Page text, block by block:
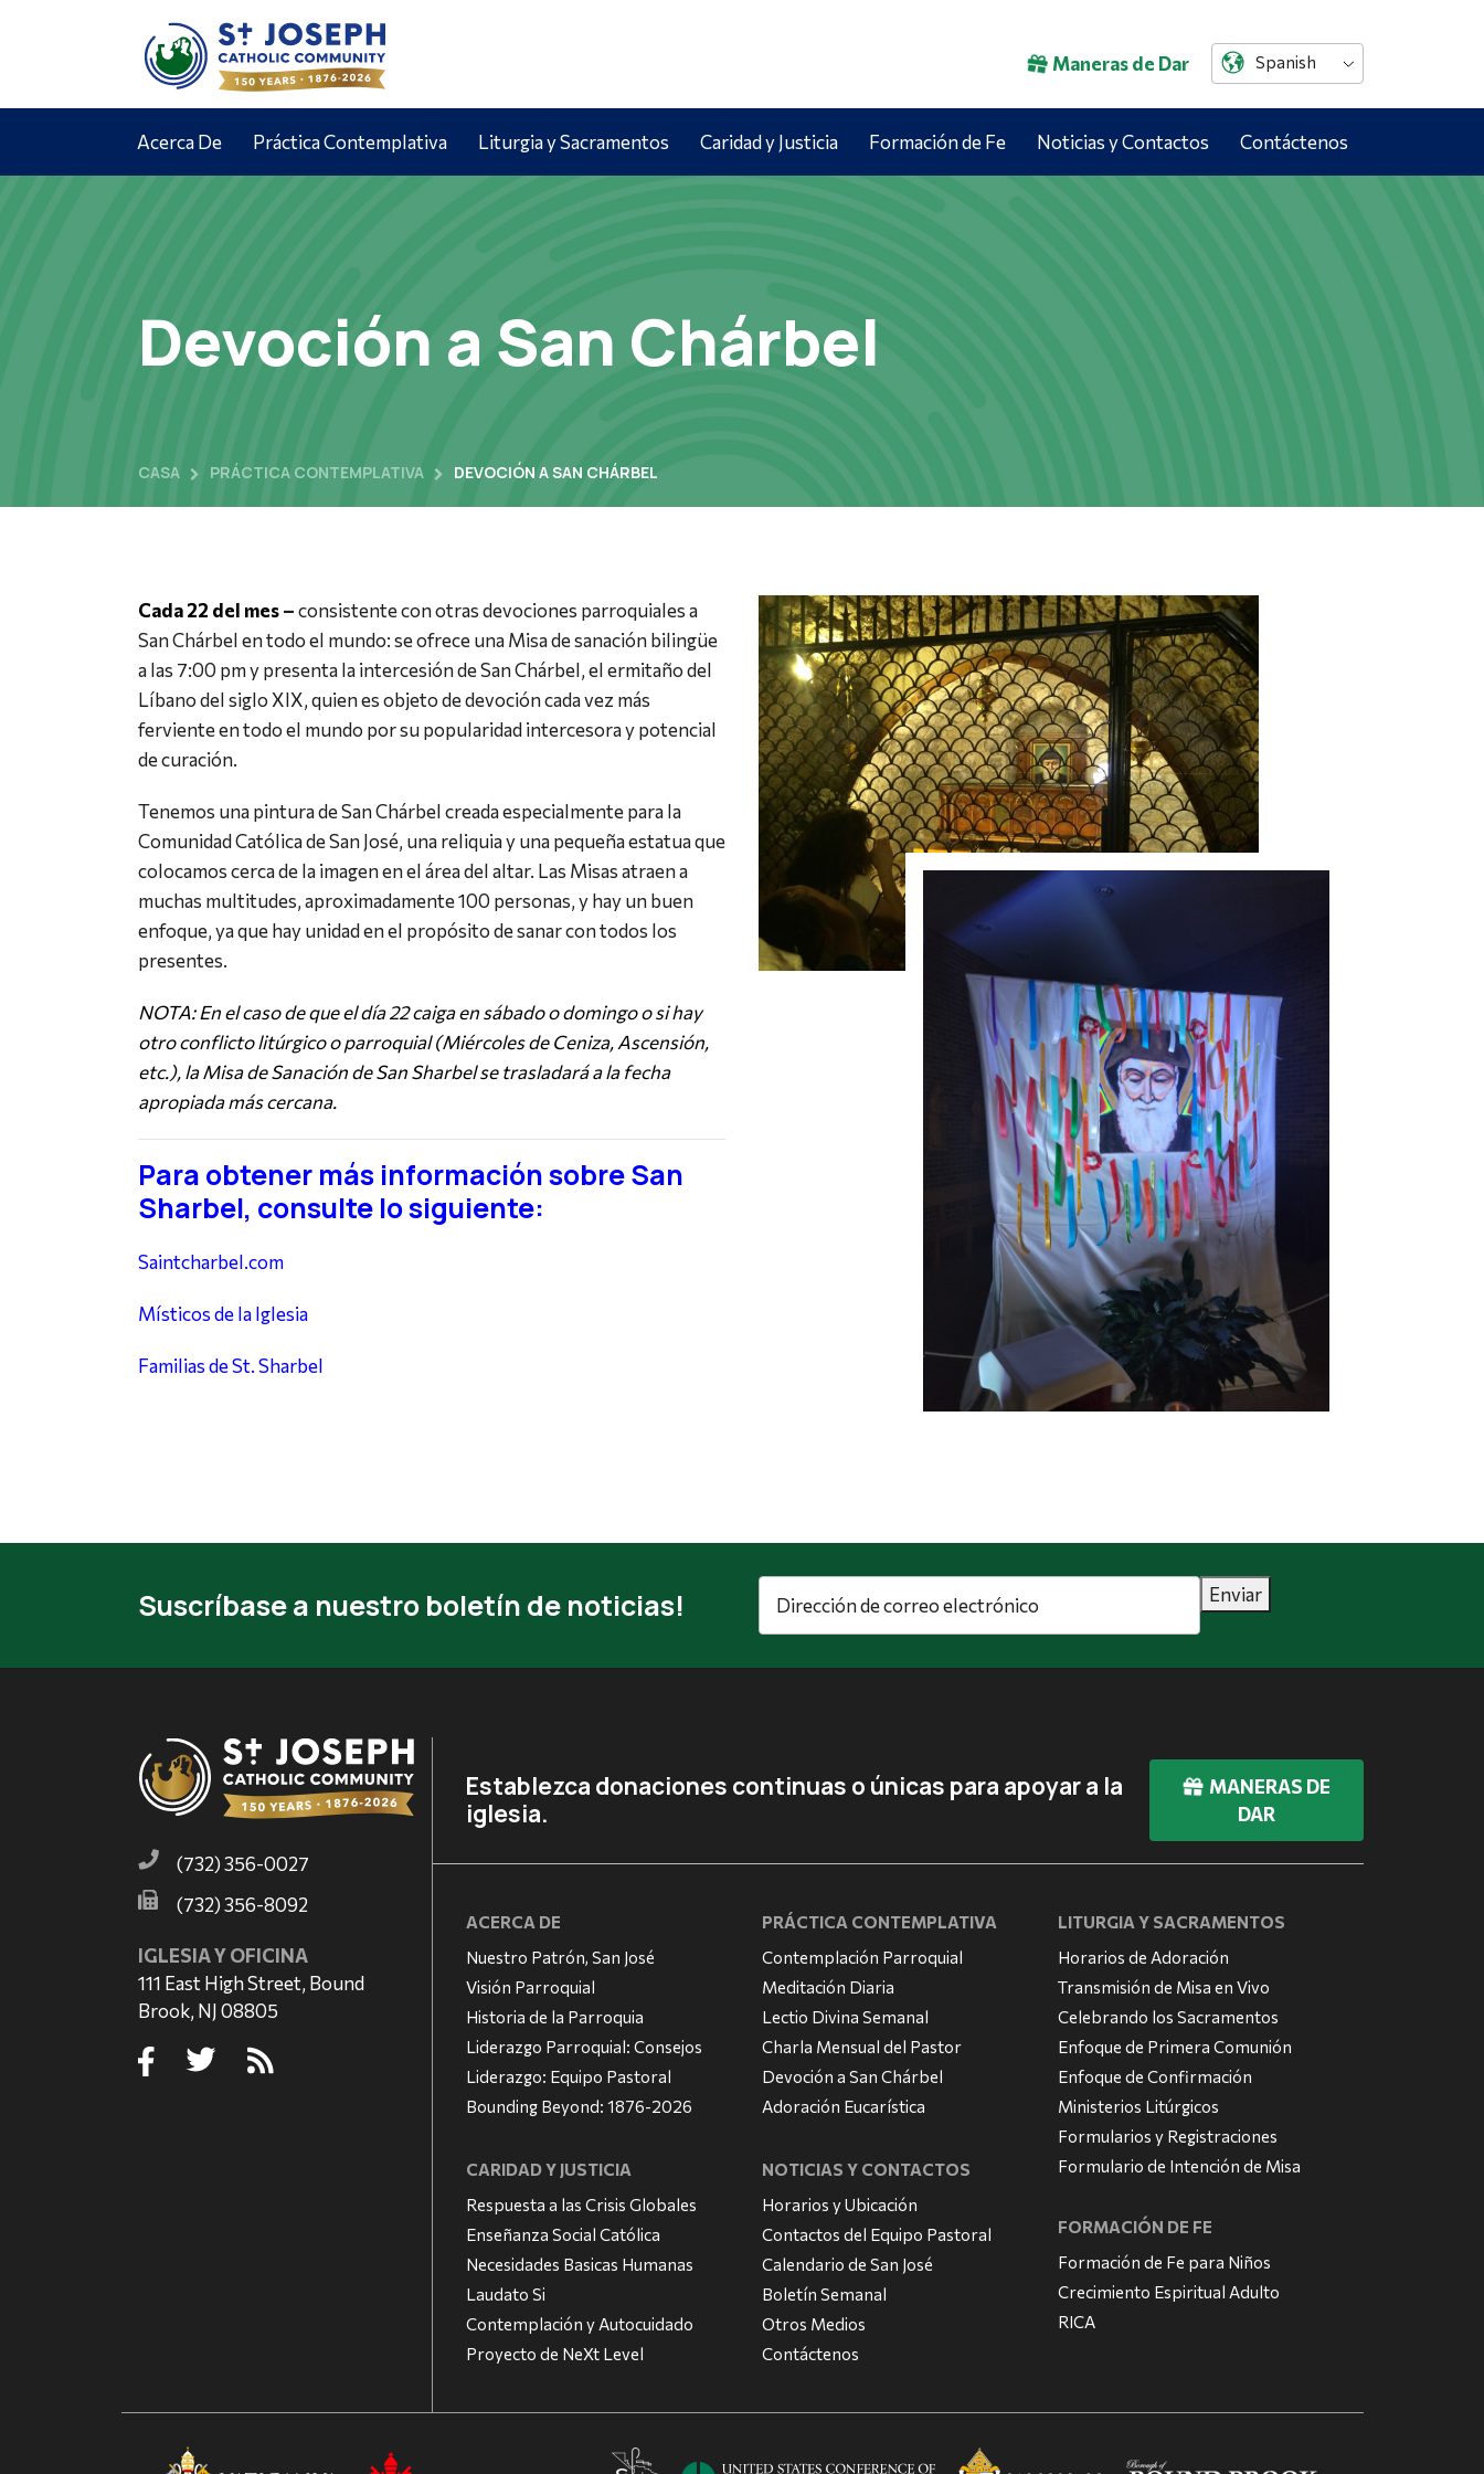
Maneras de Dar Spanish
Acerca De Práctica Contemplativa Liturgia y Sacramentos Caridad y Justicia Formación de Fe Noticias y Contactos Contáctenos
Devoción a San Chárbel
CASA PRÁCTICA CONTEMPLATIVA DEVOCIÓN A SAN CHÁRBEL
Cada 22 del mes–consistente con otras devociones parroquiales a
San Chárbel en todo el mundo: se ofrece una Misa de sanación bilingüe
a las 7:00 pm y presenta la intercesión de San Chárbel, el ermitaño del
Líbano del siglo XIX, quien es objeto de devoción cada vez más
ferviente en todo el mundo por su popularidad intercesora y potencial
de curación.
Tenemos una pintura de San Chárbel creada especialmente para la
Comunidad Católica de San José, una reliquia y una pequeña estatua que
colocamos cerca de la imagen en el área del altar. Las Misas atraen a
muchas multitudes, aproximadamente 100 personas, y hay un buen
enfoque, ya que hay unidad en el propósito de sanar con todos los
presentes.
NOTA: En el caso de que el día 22 caiga en sábado o domingo o si hay
otro conflicto litúrgico o parroquial (Miércoles de Ceniza, Ascensión,
etc.), la Misa de Sanación de San Sharbel se trasladará a la fecha
apropiada más cercana.
Para obtener más información sobre San
Sharbel, consulte lo siguiente:
Saintcharbel.com
Místicos de la Iglesia
Familias de St. Sharbel
Suscríbase a nuestro boletín de noticias!
de
correo
Enviar
(732) 356-0027
(732) 356-8092
IGLESIA Y OFICINA
111 East High Street, Bound
Brook, NJ 08805
Establezca donaciones continuas o únicas para apoyar a la
iglesia.
MANERAS DE
DAR
ACERCA DE
Nuestro Patrón, San José
Visión Parroquial
Historia de la Parroquia
Liderazgo Parroquial: Consejos
Liderazgo: Equipo Pastoral
Bounding Beyond: 1876-2026
PRÁCTICA CONTEMPLATIVA
Contemplación Parroquial
Meditación Diaria
Lectio Divina Semanal
Charla Mensual del Pastor
Devoción a San Chárbel
Adoración Eucarística
LITURGIA Y SACRAMENTOS
Horarios de Adoración
Transmisión de Misa en Vivo
Celebrando los Sacramentos
Enfoque de Primera Comunión
Enfoque de Confirmación
Ministerios Litúrgicos
Formularios y Registraciones
Formulario de Intención de Misa
CARIDAD Y JUSTICIA
Respuesta a las Crisis Globales
Enseñanza Social Católica
Necesidades Basicas Humanas
Laudato Si
Contemplación y Autocuidado
Proyecto de NeXt Level
NOTICIAS Y CONTACTOS
Horarios y Ubicación
Contactos del Equipo Pastoral
Calendario de San José
Boletín Semanal
Otros Medios
Contáctenos
FORMACIÓN DE FE
Formación de Fe para Niños
Crecimiento Espiritual Adulto
RICA